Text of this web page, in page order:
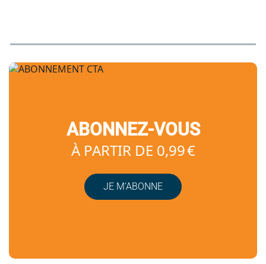
ABONNEZ-VOUS
À PARTIR DE 0,99 €
JE M’ABONNE